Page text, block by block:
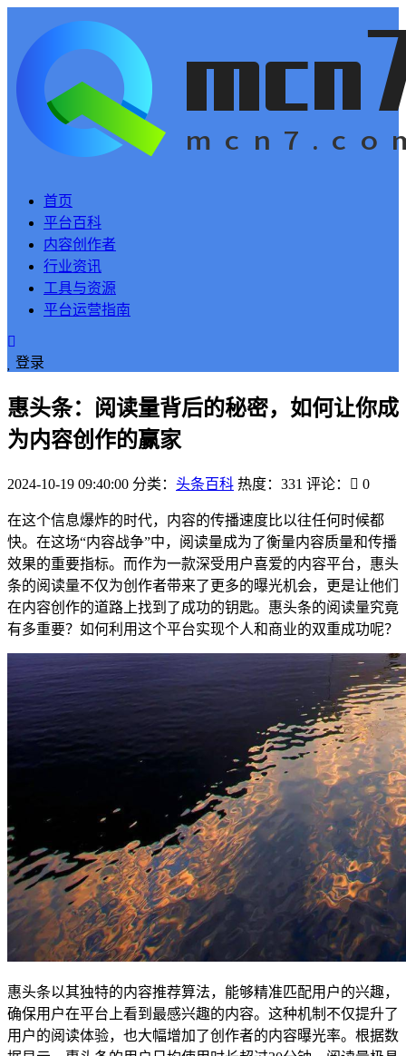
首页
平台百科
内容创作者
行业资讯
工具与资源
平台运营指南
登录
惠头条：阅读量背后的秘密，如何让你成
为内容创作的赢家
2024-10-19 09:40:00 分类： 头条百科 热度：331 评论： 0
在这个信息爆炸的时代，内容的传播速度比以往任何时候都
快。在这场“内容战争”中，阅读量成为了衡量内容质量和传播
效果的重要指标。而作为一款深受用户喜爱的内容平台，惠头
条的阅读量不仅为创作者带来了更多的曝光机会，更是让他们
在内容创作的道路上找到了成功的钥匙。惠头条的阅读量究竟
有多重要？如何利用这个平台实现个人和商业的双重成功呢？
惠头条以其独特的内容推荐算法，能够精准匹配用户的兴趣，
确保用户在平台上看到最感兴趣的内容。这种机制不仅提升了
用户的阅读体验，也大幅增加了创作者的内容曝光率。根据数